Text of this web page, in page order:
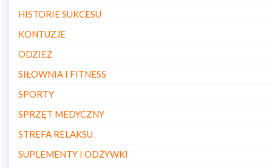
HISTORIE SUKCESU
KONTUZJE
ODZIEŻ
SIŁOWNIA I FITNESS
SPORTY
SPRZĘT MEDYCZNY
STREFA RELAKSU
SUPLEMENTY I ODŻYWKI